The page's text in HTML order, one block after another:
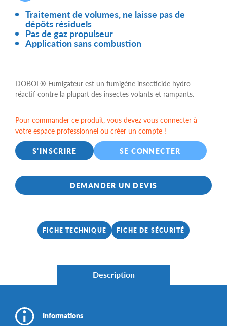
Traitement de volumes, ne laisse pas de
dépôts résiduels
Pas de gaz propulseur
Application sans combustion
DOBOL® Fumigateur est un fumigène insecticide hydro-
réactif contre la plupart des insectes volants et rampants.
Pour commander ce produit, vous devez vous connecter à
votre espace professionnel ou créer un compte !
S'INSCRIRE
SE CONNECTER
DEMANDER UN DEVIS
FICHE TECHNIQUE FICHE DE SÉCURITÉ
Description
Informations